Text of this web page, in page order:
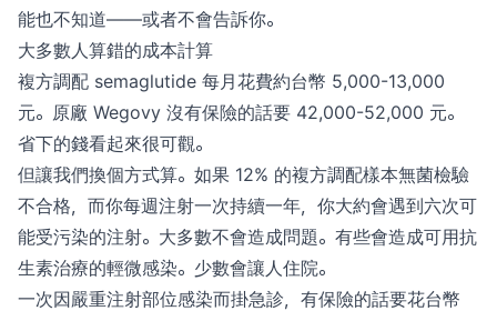
能也不知道——或者不會告訴你。
大多數人算錯的成本計算
複方調配 semaglutide 每月花費約台幣 5,000-13,000
元。原廠 Wegovy 沒有保險的話要 42,000-52,000 元。
省下的錢看起來很可觀。
但讓我們換個方式算。如果 12% 的複方調配樣本無菌檢驗
不合格，而你每週注射一次持續一年，你大約會遇到六次可
能受污染的注射。大多數不會造成問題。有些會造成可用抗
生素治療的輕微感染。少數會讓人住院。
一次因嚴重注射部位感染而掛急診，有保險的話要花台幣